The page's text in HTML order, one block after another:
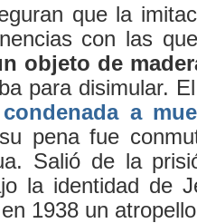
que la
con las
objeto de
para disimular.
condenada a
pena fue
Salió de la
la identidad de
1938 un